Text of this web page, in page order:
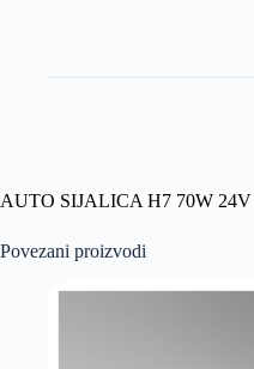
AUTO SIJALICA H7 70W
Povezani proizvodi